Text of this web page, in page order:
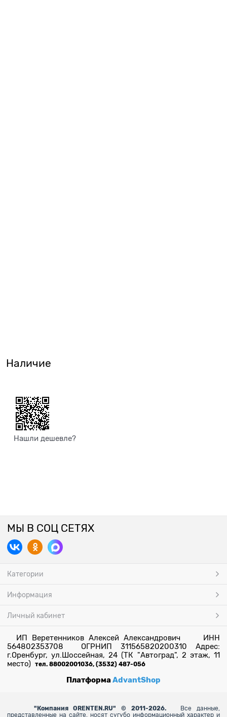
Наличие
Нашли дешевле?
МЫ В СОЦ СЕТЯХ
Категории
Информация
Личный кабинет
ИП Веретенников Алексей Александрович ИНН
564802353708 ОГРНИП 311565820200310 Адрес:
г.Оренбург, ул.Шоссейная, 24 (ТК "Автоград", 2 этаж, 11
место) тел. 88002001036, (3532) 487-056
ПлатформаAdvantShop
" Компания ORENTEN.RU" © 2011-2026.
Все данные,
представленные на сайте, носят сугубо информационный характер и